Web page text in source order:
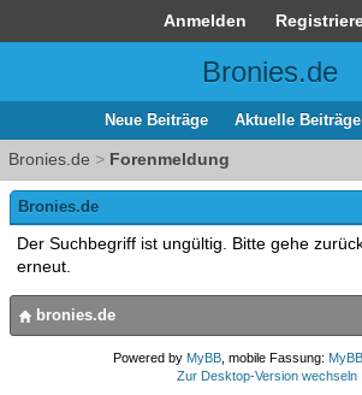
Anmelden
Bronies.de
Neue Beiträge Aktuelle Beiträge
Bronies.de > Forenmeldung
Bronies.de
Der Suchbegriff ist ungültig. Bitte gehe
erneut.
bronies.de
Powered by MyBB , mobile Fassung:
Zur Desktop-Version wechseln